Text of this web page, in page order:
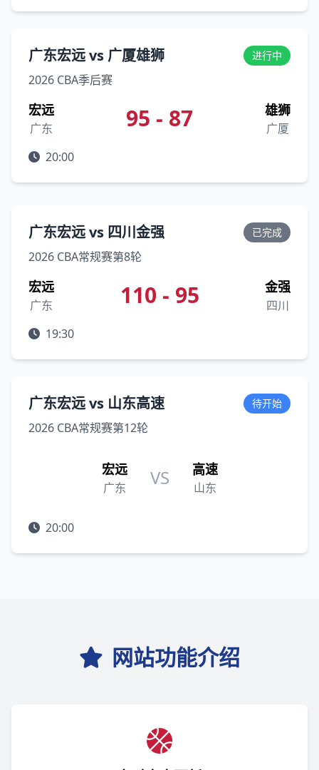
广东宏远 vs 广厦雄狮
2026 CBA季后赛
进行中
宏远
广东 95 - 87 雄狮
广厦
20:00
广东宏远 vs 四川金强
2026 CBA常规赛第8轮
已完成
宏远
广东 110 - 95 金强
四川
19:30
广东宏远 vs 山东高速
2026 CBA常规赛第12轮
待开始
宏远
广东 VS 高速
山东
20:00
网站功能介绍